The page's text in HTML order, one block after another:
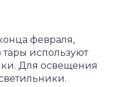
февраля,
используют
Для освещения